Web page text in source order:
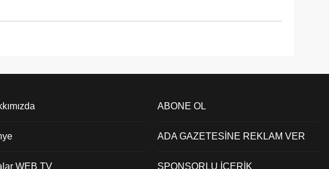
WEB TV
ABONE OL
ADA GAZETESİNE REKLAM VER
SPONSORLU İÇERİK